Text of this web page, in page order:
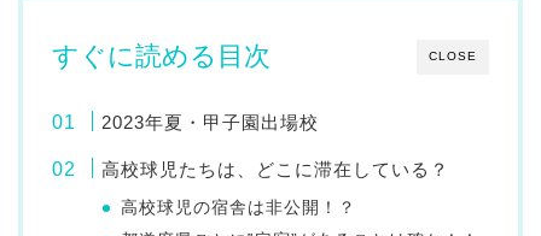
CLOSE
すぐに読める目次
2023年夏・甲子園出場校
高校球児たちは、どこに滞在している？
高校球児の宿舎は非公開！？